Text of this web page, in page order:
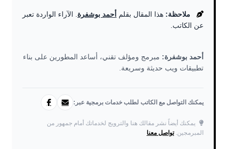
ملاحظة: هذا المقال بقلم أحمد بوشفرة . الآراء الواردة تعبر
عن الكاتب.
أحمد بوشفرة: مبرمج ومؤلف تقني، أساعد المطورين على بناء
تطبيقات ويب حديثة وسريعة.
يمكنك التواصل مع الكاتب لطلب خدمات برمجية عبر:
يمكنك أيضاً نشر مقالك هنا والترويج لخدماتك أمام جمهور من
المبرمجين.تواصل معنا